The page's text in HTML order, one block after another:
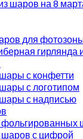
шаров на 8
для
гирлянда
с конфетти
с логотипом
с надписью
фольгированных
шаров с цифрой